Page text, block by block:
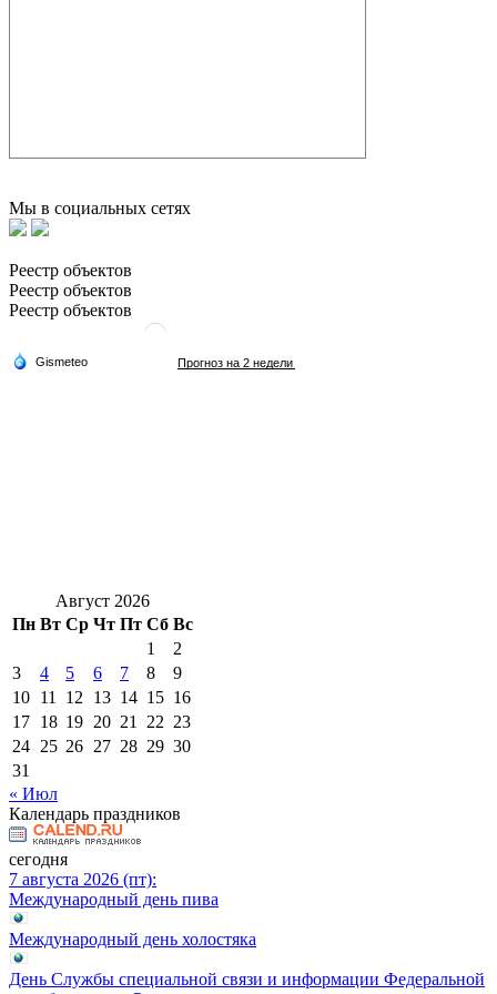
Мы в социальных сетях
Реестр объектов
Реестр объектов
Реестр объектов
Август 2026
Пн Вт Ср Чт Пт Сб Вс
1
2
3
4 5 6 7 8
9
10 11 12 13 14 15 16
17 18 19 20 21 22 23
24 25 26 27 28 29 30
31
« Июл
Календарь праздников
сегодня
7 августа 2026 (пт):
Международный день пива
Международный день холостяка
День Службы специальной связи и информации Федеральной